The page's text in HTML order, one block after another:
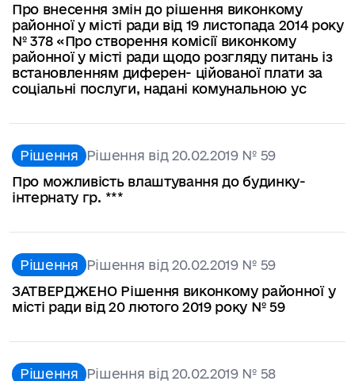
Про внесення змін до рішення виконкому
районної у місті ради від 19 листопада 2014 року
№ 378 «Про створення комісії виконкому
районної у місті ради щодо розгляду питань із
встановленням диферен- ційованої плати за
соціальні послуги, надані комунальною ус
Рішення Рішення від 20.02.2019 № 59
Про можливість влаштування до будинку-
інтернату гр. ***
Рішення Рішення від 20.02.2019 № 59
ЗАТВЕРДЖЕНО Рішення виконкому районної у
місті ради від 20 лютого 2019 року № 59
Рішення Рішення від 20.02.2019 № 58